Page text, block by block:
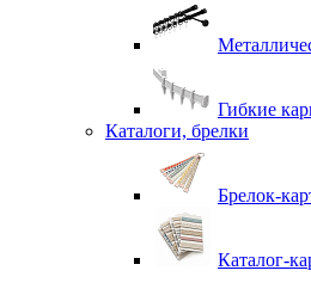
Гибкие
Каталоги, брелки
Брелок-
Каталог-